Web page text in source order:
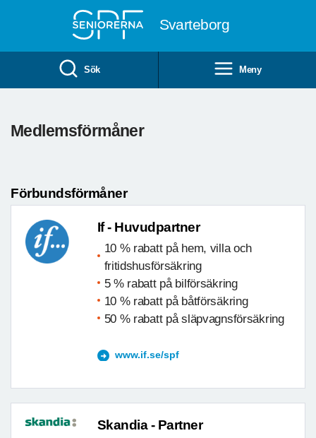
Svarteborg
Sök Meny
Medlemsförmåner
Förbundsförmåner
If - Huvudpartner
10 % rabatt på hem, villa och
fritidshusförsäkring
5 % rabatt på bilförsäkring
10 % rabatt på båtförsäkring
50 % rabatt på släpvagnsförsäkring
www.if.se/spf
Skandia - Partner